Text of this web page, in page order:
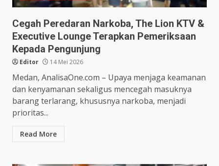
Cegah Peredaran Narkoba, The Lion KTV &
Executive Lounge Terapkan Pemeriksaan
Kepada Pengunjung
Editor 14 Mei 2026
Medan, AnalisaOne.com – Upaya menjaga keamanan
dan kenyamanan sekaligus mencegah masuknya
barang terlarang, khususnya narkoba, menjadi
prioritas...
Read More